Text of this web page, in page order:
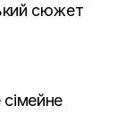
сюжет
сімейне